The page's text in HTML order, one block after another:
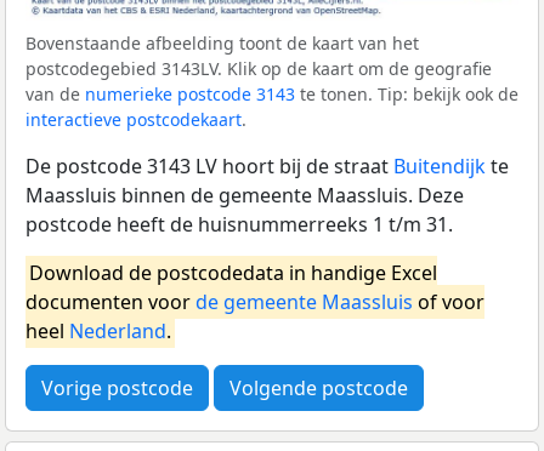
Bovenstaande afbeelding toont de kaart van het
postcodegebied 3143LV. Klik op de kaart om de geografie
van de numerieke postcode 3143 te tonen. Tip: bekijk ook de
interactieve postcodekaart.
De postcode 3143 LV hoort bij de straat Buitendijkte
Maassluis binnen de gemeente Maassluis. Deze
postcode heeft de huisnummerreeks 1 t/m 31.
Download de postcodedata in handige Excel
documenten voorde gemeente Maassluis of voor
heel Nederland.
Vorige postcode Volgende postcode